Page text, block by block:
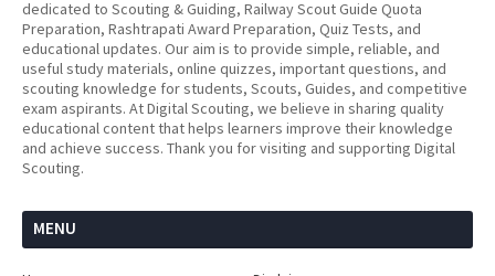
dedicated to Scouting & Guiding, Railway Scout Guide Quota
Preparation, Rashtrapati Award Preparation, Quiz Tests, and
educational updates. Our aim is to provide simple, reliable, and
useful study materials, online quizzes, important questions, and
scouting knowledge for students, Scouts, Guides, and competitive
exam aspirants. At Digital Scouting, we believe in sharing quality
educational content that helps learners improve their knowledge
and achieve success. Thank you for visiting and supporting Digital
Scouting.
MENU